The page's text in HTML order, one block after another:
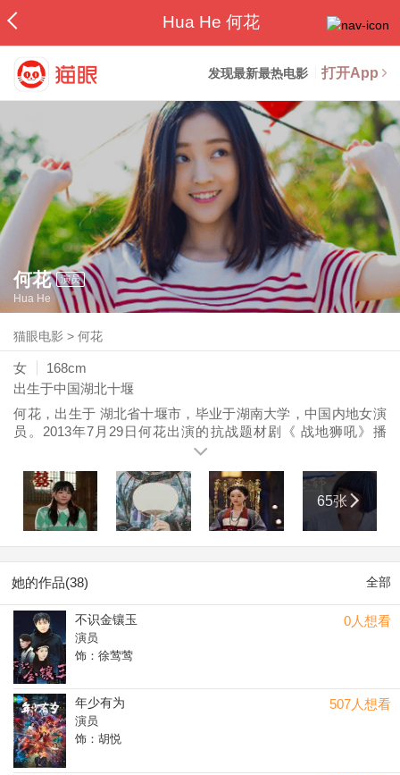
Hua He 何花
发现最新最热电影 打开App
何花 演员
Hua He
猫眼电影 >何花
女
168cm
出生于中国湖北十堰
何花，出生于 湖北省十堰市，毕业于湖南大学，中国内地女演
员。2013年7月29日何花出演的抗战题材剧《 战地狮吼》播
出。2014年出演都市爱情励志剧《 不是冤家不恋爱》，同年参
大玉儿传奇》。2016年主演剧场版《 灵魂摆渡3》，同年在网
剧《 西涯侠》中饰演刘镁铝。2017年主演治愈系推理话题剧《
寻人大师》，5月主演网剧番外篇《 灵魂摆渡·黄泉》，同年主
新媒体影视盛典网络电影单元“最佳女演员”奖，以及中国国际青
年电影展网络电影“最佳女主角”。
65张
她的作品(38) 全部
0人想看
不识金镶玉
演员
饰：徐莺莺
507人想看
年少有为
演员
饰：胡悦